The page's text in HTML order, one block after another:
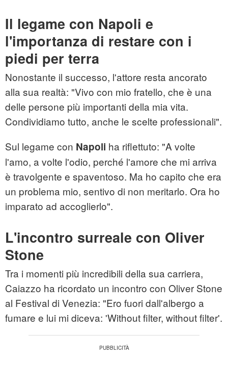
Il legame con Napoli e
l'importanza di restare con i
piedi per terra
Nonostante il successo, l'attore resta ancorato
alla sua realtà: "Vivo con mio fratello, che è una
delle persone più importanti della mia vita.
Condividiamo tutto, anche le scelte professionali".
Sul legame con Napoli ha riflettuto: "A volte
l'amo, a volte l'odio, perché l'amore che mi arriva
è travolgente e spaventoso. Ma ho capito che era
un problema mio, sentivo di non meritarlo. Ora ho
imparato ad accoglierlo".
L'incontro surreale con Oliver
Stone
Tra i momenti più incredibili della sua carriera,
Caiazzo ha ricordato un incontro con Oliver Stone
al Festival di Venezia: "Ero fuori dall'albergo a
fumare e lui mi diceva: 'Without filter, without filter'.